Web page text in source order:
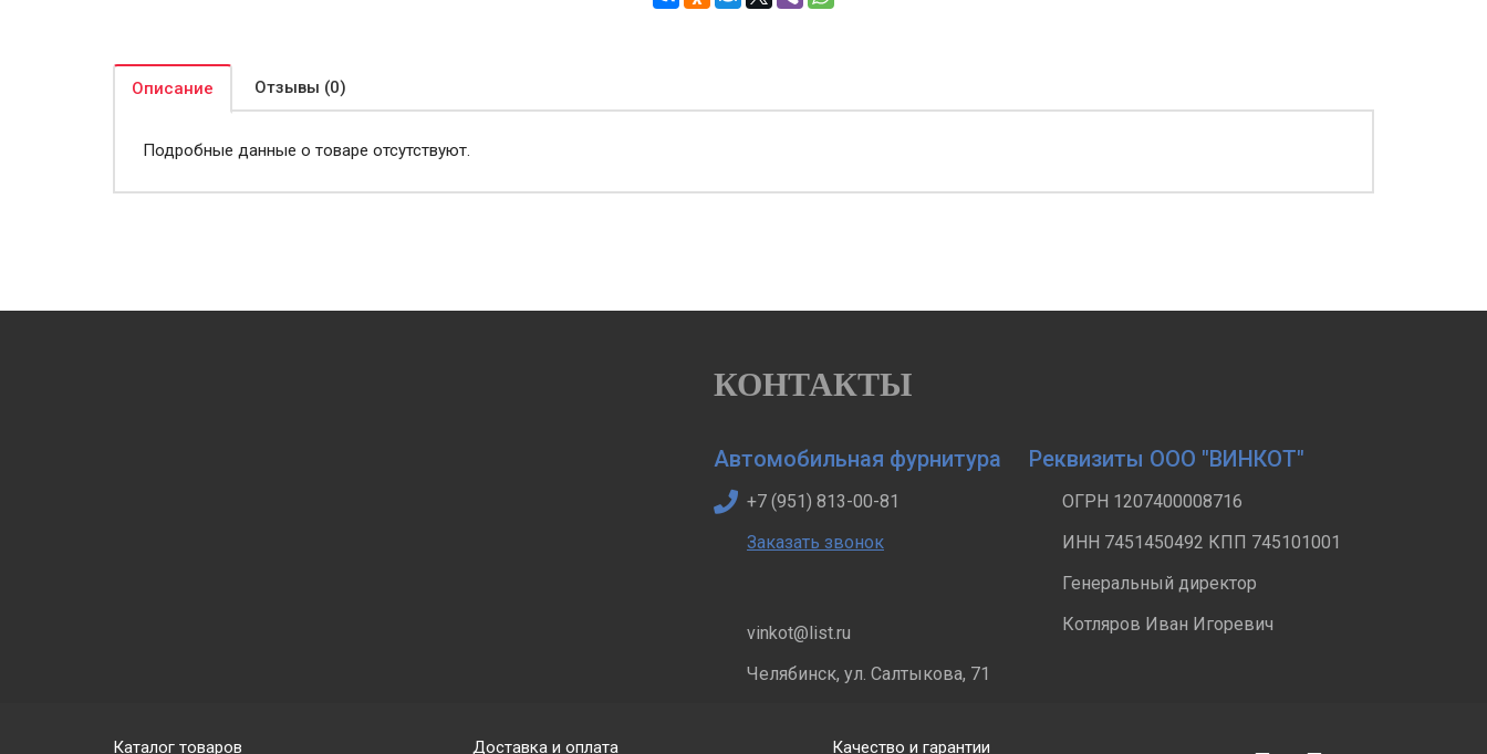
Описание Отзывы (0)
Подробные данные о товаре отсутствуют.
КОНТАКТЫ
Автомобильная фурнитура
+7 (951) 813-00-81
Заказать звонок
vinkot@list.ru
Челябинск, ул. Салтыкова, 71
Реквизиты ООО "ВИНКОТ"
ОГРН 1207400008716
ИНН 7451450492 КПП 745101001
Генеральный директор
Котляров Иван Игоревич
Каталог товаров Доставка и оплата Качество и гарантии